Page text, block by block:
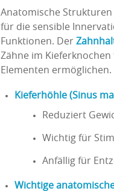
Anatomische Strukturen
für die sensible
Funktionen. Der
Zähne im
Elementen ermöglichen.
Kieferhöhle (Sinus
Reduziert
Wichtig für
Anfällig für
Wichtige